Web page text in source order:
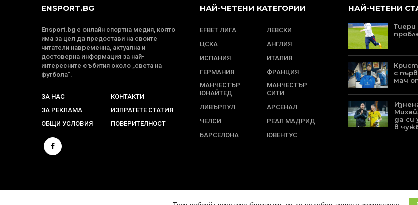
ENSPORT.BG
Ensport.bg е онлайн спортна медия, която
има за цел да предостави на своите
читатели навременна, актуална и
достоверна информация за най-
интересните събития около „света на
футбола“.
ЗА НАС
КОНТАКТИ
ЗА РЕКЛАМА
ИЗПРАТЕТЕ СТАТИЯ
ОБЩИ УСЛОВИЯ
ПОВЕРИТЕЛНОСТ
НАЙ-ЧЕТЕНИ КАТЕГОРИИ
EFBET ЛИГА
ЛЕВСКИ
ЦСКА
АНГЛИЯ
ИСПАНИЯ
ИТАЛИЯ
ГЕРМАНИЯ
ФРАНЦИЯ
МАНЧЕСТЪР
ЮНАЙТЕД
МАНЧЕСТЪР
СИТИ
ЛИВЪРПУЛ
АРСЕНАЛ
ЧЕЛСИ
РЕАЛ МАДРИД
БАРСЕЛОНА
ЮВЕНТУС
НАЙ-ЧЕТЕНИ
Тиери
с
мач
да си
в
© 2024 ENSPORT.BG. ВСИЧКИ ПРАВА ЗАПАЗЕНИ.